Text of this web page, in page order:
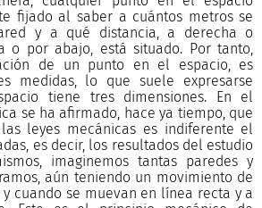
fijado al saber a cuántos metros se
y a qué distancia, a derecha o
o por abajo, está situado. Por tanto,
de un punto en el espacio, es
medidas, lo que suele expresarse
tiene tres dimensiones. En el
se ha afirmado, hace ya tiempo, que
leyes mecánicas es indiferente el
es decir, los resultados del estudio
imaginemos tantas paredes y
aún teniendo un movimiento de
cuando se muevan en línea recta y a